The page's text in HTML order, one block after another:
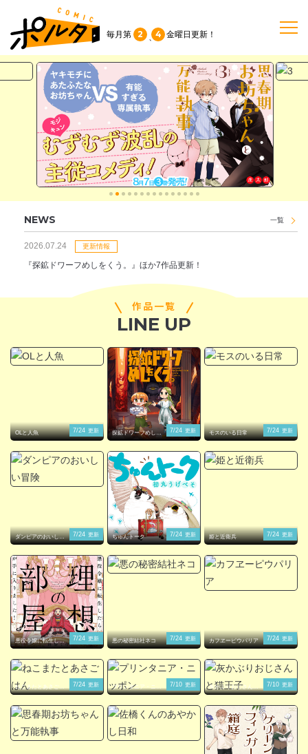
毎月第 2 4 金曜日 更新！
TOP
作品一覧
単行本
NEWS
お問い合わせ
閉じる
NEWS
2026.07.24 更新情報
『探鉱ドワーフめしをくう。』ほか7作品更新！
一覧
作品一覧
LINE UP
OLと人魚 7/24 更新
探鉱ドワーフめしを
くう。
7/24 更新 モスのいる日常 7/24 更新
ダンピアのおいしい
冒険
7/24 更新 ちゅんトーク 7/24 更新 姫と近衛兵 7/24 更新
悪役令嬢に転生した
ら理想の部屋が手に
7/24 更新 悪の秘密結社ネコ 7/24 更新 カフヱーピウパリア 7/24 更新
ねこまたとあさごは
ん
7/24 更新
プリンタニア・ニッ
ポン
7/10 更新
灰かぶりおじさんと
猫王子
7/10 更新